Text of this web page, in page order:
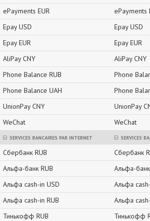
ePayments EUR
Epay USD
Epay EUR
AliPay CNY
Phone Balance RUB
Phone Balance UAH
UnionPay CNY
WeChat
SERVICES BANCAIRES PAR INTERNET
Сбербанк RUB
Альфа-банк RUB
Альфа cash-in USD
Альфа cash-in RUB
Тинькофф RUB
ePayments
Epay USD
Epay EUR
AliPay CNY
Phone
Phone
UnionPay
WeChat
SERVICES
Сбербанк
Альфа-
Альфа
Альфа
Тинькофф